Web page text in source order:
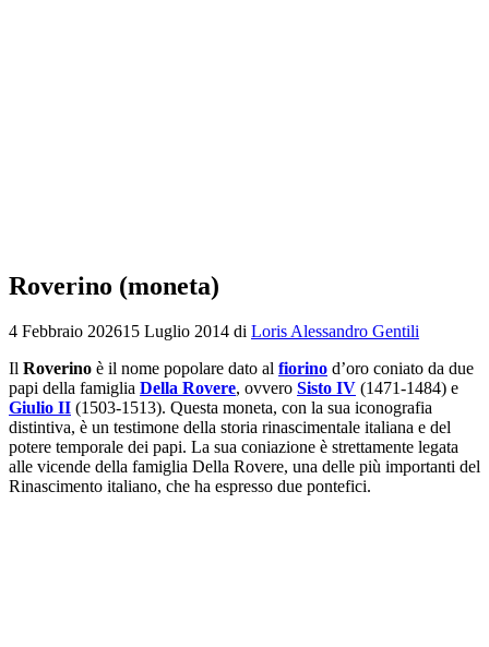
Roverino (moneta)
4 Febbraio 202615 Luglio 2014 di Loris Alessandro Gentili
Il Roverino è il nome popolare dato al fiorino d’oro coniato da due
papi della famiglia Della Rovere, ovvero Sisto IV (1471-1484) e
Giulio II (1503-1513). Questa moneta, con la sua iconografia
distintiva, è un testimone della storia rinascimentale italiana e del
potere temporale dei papi. La sua coniazione è strettamente legata
alle vicende della famiglia Della Rovere, una delle più importanti del
Rinascimento italiano, che ha espresso due pontefici.